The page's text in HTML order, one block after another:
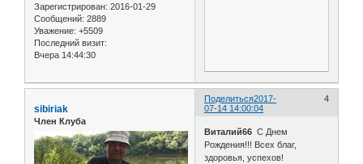
Зарегистрирован: 2016-01-29
Сообщений: 2889
Уважение: +5509
Последний визит:
Вчера 14:44:30
Поделиться 4
2017-
07-14 14:00:04
sibiriak
Член Клуба
Виталий66С Днем
Рождения!!! Всех благ,
здоровья, успехов!